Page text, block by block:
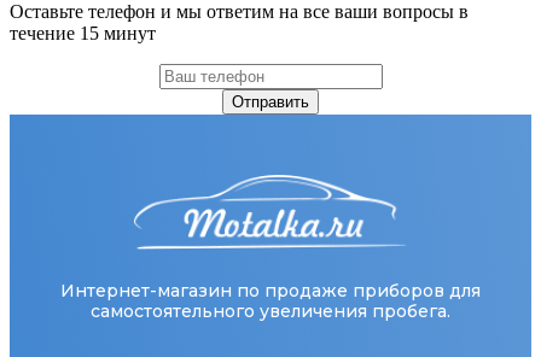
Оставьте телефон и мы ответим на все ваши вопросы в
течение 15 минут
Отправить
Интернет-магазин по продаже приборов для
самостоятельного увеличения пробега.